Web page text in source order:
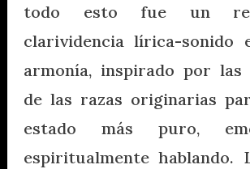
todo esto fue un
clarividencia lírica-sonido
armonía, inspirado por las
de las razas originarias
estado más puro,
espiritualmente hablando.